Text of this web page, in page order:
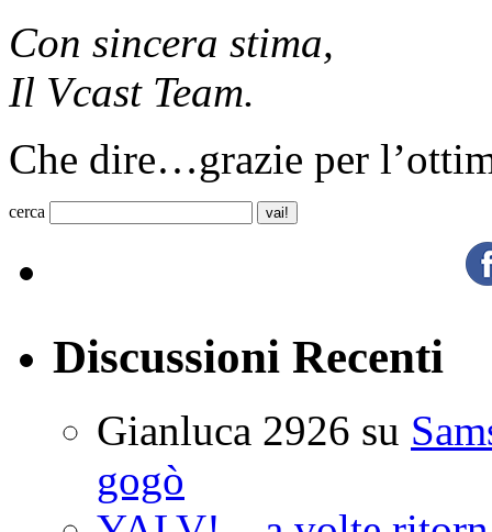
Con sincera stima,
Il Vcast Team.
Che dire…grazie per
cerca
Discussioni Recenti
Gianluca 2926 su
gogò